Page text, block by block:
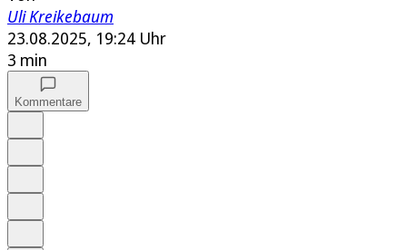
Uli Kreikebaum
23.08.2025, 19:24 Uhr
3 min
Kommentare